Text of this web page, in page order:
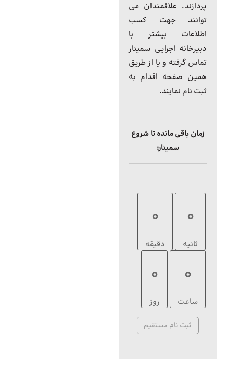
پردازند. علاقمندان می
توانند جهت کسب
اطلاعات بیشتر با
دبیرخانه اجرایی سمینار
تماس گرفته و یا از طریق
همین صفحه اقدام به
ثبت نام نمایند.
زمان باقی مانده تا شروع
سمینار:
0
ثانیه
0
دقیقه
0
ساعت
0
روز
ثبت نام مستقیم